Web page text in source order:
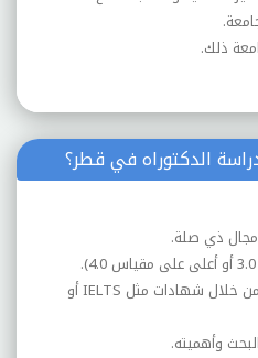
ذلك.
الدكتوراه في قطر؟
ذي صلة.
إتقان اللغة الإنجليزية وإثبات ذلك من خلال شهادات مثل IELTS أو
وأهميته.